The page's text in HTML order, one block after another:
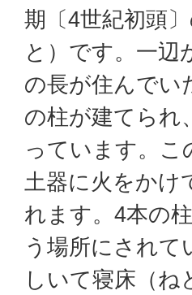
期〔4世紀初頭
と）です。一辺
の長が住んでい
の柱が建てられ
っています。こ
土器に火をかけ
れます。4本の
う場所にされ
しいて寝床（